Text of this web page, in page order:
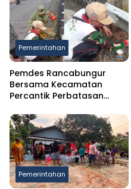
Pemerintahan
Pemdes Rancabungur
Bersama Kecamatan
Percantik Perbatasan
Putih Sambut HUT RI ke-81
Pemerintahan